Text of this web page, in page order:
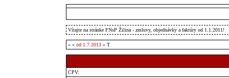
Vítajte na stránke FNsP Žilina - zmluvy, objednávky a faktúry od 1.1.2011!
» » od 1.7.2013» T
CPV: